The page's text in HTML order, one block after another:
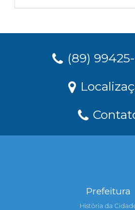
(89)
Prefeitura
História da